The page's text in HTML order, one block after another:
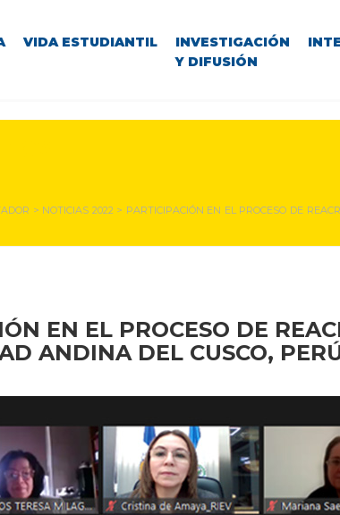
VIDA ESTUDIANTIL
INVESTIGACIÓN
Y DIFUSIÓN
> NOTICIAS 2022> PARTICIPACIÓN EN EL PROCESO DE
EN EL PROCESO DE
ANDINA DEL CUSCO,